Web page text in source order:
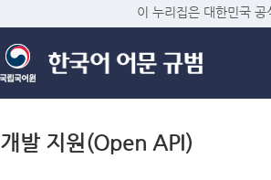
이 누리집은 대한민국 공
개발 지원(Open API)